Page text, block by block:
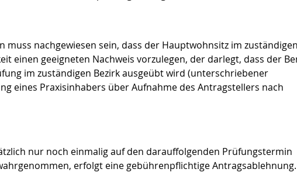
nachgewiesen sein, dass der Hauptwohnsitz im zuständigen
einen geeigneten Nachweis vorzulegen, der darlegt, dass der
im zuständigen Bezirk ausgeübt wird (unterschriebener
eines Praxisinhabers über Aufnahme des Antragstellers nach
nur noch einmalig auf den darauffolgenden Prüfungstermin
erfolgt eine gebührenpflichtige Antragsablehnung.